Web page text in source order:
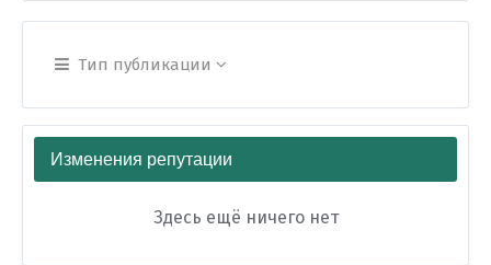
Тип публикации
Изменения репутации
Здесь ещё ничего нет